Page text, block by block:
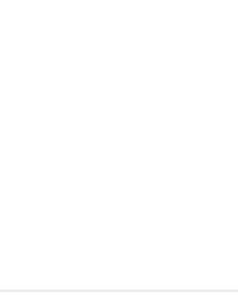
vezje omogoča